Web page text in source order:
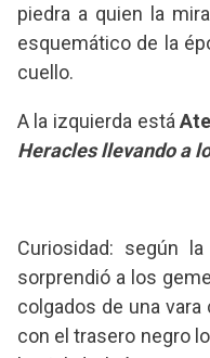
piedra a quien la
esquemático de la
cuello.
A la izquierda está
Heracles llevando a
Curiosidad: según
sorprendió a los
colgados de una
con el trasero negro